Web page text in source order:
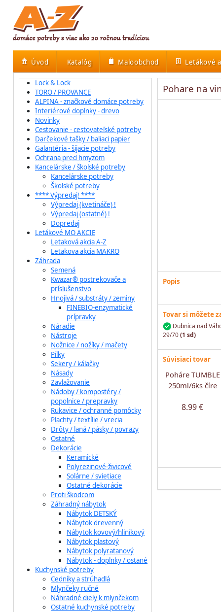
Úvod Katalóg Maloobchod Letákové
Lock & Lock
TORO / PROVANCE
ALPINA - značkové domáce potreby
Interiérové doplnky - drevo
Novinky
Cestovanie - cestovateľské potreby
Darčekové tašky / baliaci papier
Galantéria - šijacie potreby
Ochrana pred hmyzom
Kancelárske / školské potreby
Kancelárske potreby
Školské potreby
**** Výpredaj! ****
Výpredaj (kvetináče) !
Výpredaj (ostatné) !
Dopredaj
Letákové MO AKCIE
Letaková akcia A-Z
Letakova akcia MAKRO
Záhrada
Semená
Kwazar® postrekovače a
príslušenstvo
Hnojivá / substráty / zeminy
FINEBIO-enzymatické
prípravky
Náradie
Nástroje
Nožnice / nožíky / mačety
Pílky
Sekery / kálačky
Násady
Zavlažovanie
Nádoby / kompostéry /
popolnice / prepravky
Rukavice / ochranné pomôcky
Plachty / textílie / vrecia
Drôty / laná / pásky / povrazy
Ostatné
Dekorácie
Keramické
Polyrezinové-živicové
Solárne / svietiace
Ostatné dekorácie
Proti škodcom
Záhradný nábytok
Nábytok DETSKÝ
Nábytok drevenný
Nábytok kovový/hliníkový
Nábytok plastový
Nábytok polyratanový
Nábytok - doplnky / ostané
Kuchynské potreby
Cedníky a strúhadlá
Mlynčeky ručné
Náhradné diely k mlynčekom
Ostatné kuchynské potreby
Pohare na
Popis
Tovar si môžete
Dubnica nad
29/70(1 sd)
Súvisiaci tovar
Poháre TUMBLE
250ml/6ks číre
8.99 €